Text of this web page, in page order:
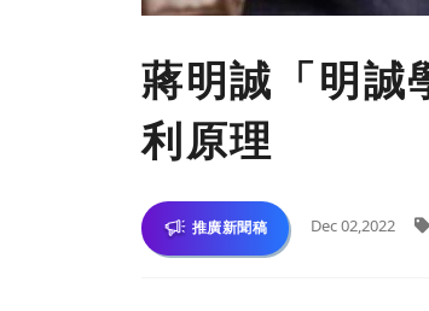
蔣明誠「明誠
利原理
推廣新聞稿 Dec 02,2022